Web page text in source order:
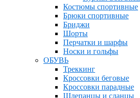
Костюмы спортивные
Брюки спортивные
Бриджи
Шорты
Перчатки и шарфы
Носки и гольфы
ОБУВЬ
Треккинг
Кроссовки беговые
Кроссовки парадные
Шлепанцы и сланцы